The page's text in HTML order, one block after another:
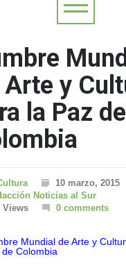
Arte y
la Paz de
10 marzo, 2015
Noticias al Sur
Views
0 comments